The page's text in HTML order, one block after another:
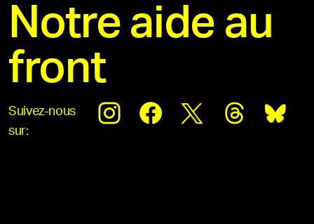
Notre aide au
front
Suivez-nous
sur: